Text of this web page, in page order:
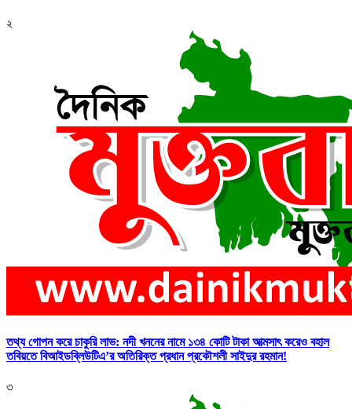
২
তথ্য গোপন করে চাকুরি লাভ: নদী খননের নামে ১৩৪ কোটি টাকা আত্মসাৎ করেও বহাল
তবিয়তে বিআইডব্লিউটিএ’র অতিরিক্ত প্রধান প্রকৌশলী সাইদুর রহমান!
৩